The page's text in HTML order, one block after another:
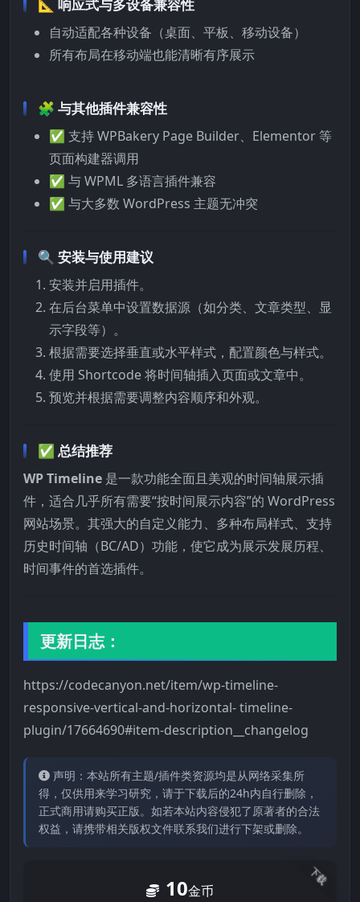
📐 响应式与多设备兼容性
自动适配各种设备（桌面、平板、移动设备）
所有布局在移动端也能清晰有序展示
🧩 与其他插件兼容性
✅ 支持 WPBakery Page Builder、Elementor 等
页面构建器调用
✅ 与 WPML 多语言插件兼容
✅ 与大多数 WordPress 主题无冲突
🔍 安装与使用建议
安装并启用插件。
在后台菜单中设置数据源（如分类、文章类型、显
示字段等）。
根据需要选择垂直或水平样式，配置颜色与样式。
使用 Shortcode 将时间轴插入页面或文章中。
预览并根据需要调整内容顺序和外观。
✅ 总结推荐
WP Timeline 是一款功能全面且美观的时间轴展示插
件，适合几乎所有需要“按时间展示内容”的 WordPress
网站场景。其强大的自定义能力、多种布局样式、支持
历史时间轴（BC/AD）功能，使它成为展示发展历程、
时间事件的首选插件。
更新日志：
https://codecanyon.net/item/wp-timeline-
responsive-vertical-and-horizo​​ntal- timeline-
plugin/17664690#item-description__changelog
声明：本站所有主题/插件类资源均是从网络采集所
得，仅供用来学习研究，请于下载后的24h内自行删除，
正式商用请购买正版。如若本站内容侵犯了原著者的合法
权益，请携带相关版权文件联系我们进行下架或删除。
下载
10金币